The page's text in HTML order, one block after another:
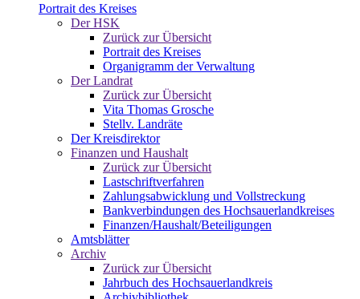
Portrait des Kreises
Der HSK
Zurück zur Übersicht
Portrait des Kreises
Organigramm der Verwaltung
Der Landrat
Zurück zur Übersicht
Vita Thomas Grosche
Stellv. Landräte
Der Kreisdirektor
Finanzen und Haushalt
Zurück zur Übersicht
Lastschriftverfahren
Zahlungsabwicklung und Vollstreckung
Bankverbindungen des Hochsauerlandkreises
Finanzen/Haushalt/Beteiligungen
Amtsblätter
Archiv
Zurück zur Übersicht
Jahrbuch des Hochsauerlandkreis